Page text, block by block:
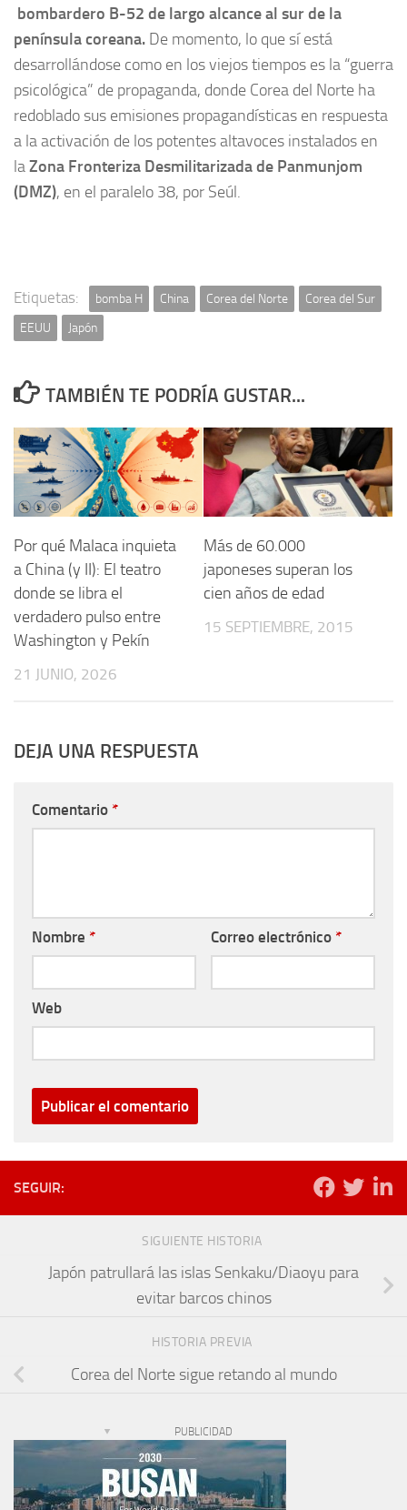
bombardero B-52 de largo alcance al sur de la
península coreana. De momento, lo que sí está
desarrollándose como en los viejos tiempos es la “guerra
psicológica” de propaganda, donde Corea del Norte ha
redoblado sus emisiones propagandísticas en respuesta
a la activación de los potentes altavoces instalados en
laZona Fronteriza Desmilitarizada de Panmunjom
(DMZ), en el paralelo 38, por Seúl.
Etiquetas: bomba H China Corea del Norte
Corea del Sur
EEUU
Japón
TAMBIÉN TE PODRÍA GUSTAR...
Por qué Malaca inquieta
a China (y II): El teatro
donde se libra el
verdadero pulso entre
Washington y Pekín
21 JUNIO, 2026
Más de 60.000
japoneses superan los
cien años de edad
15 SEPTIEMBRE, 2015
DEJA UNA RESPUESTA
Comentario *
Nombre * Correo electrónico *
Web
SEGUIR:
SIGUIENTE HISTORIA
Japón patrullará las islas Senkaku/Diaoyu para
evitar barcos chinos
HISTORIA PREVIA
Corea del Norte sigue retando al mundo
PUBLICIDAD